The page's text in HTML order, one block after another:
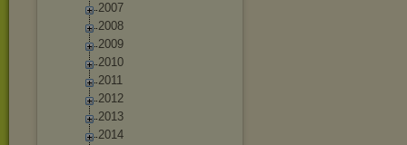
2007
2008
2009
2010
2011
2012
2013
2014